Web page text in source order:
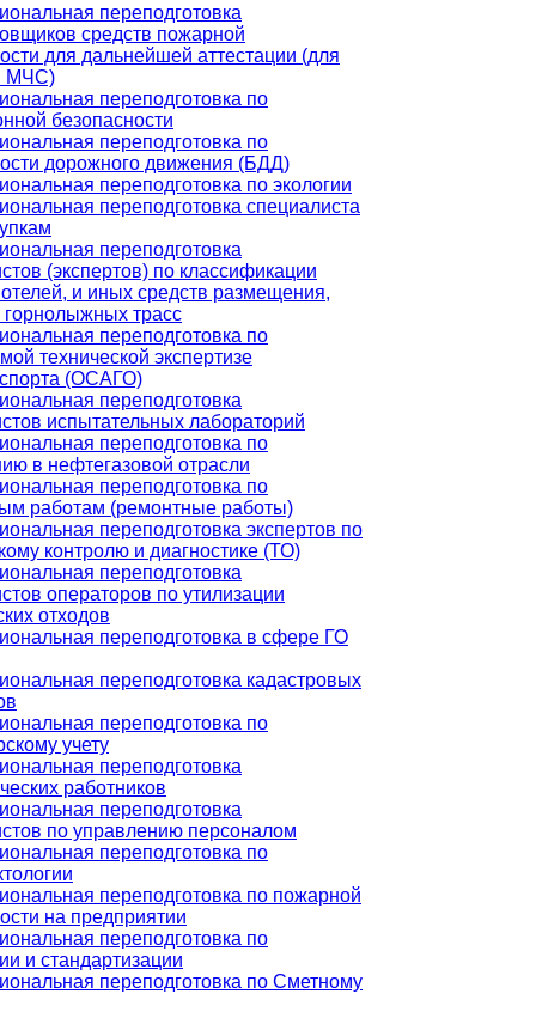
переподготовка
средств пожарной
для дальнейшей аттестации (для
МЧС)
переподготовка по
безопасности
переподготовка по
дорожного движения (БДД)
переподготовка по экологии
переподготовка специалиста
переподготовка
(экспертов) по классификации
отелей, и иных средств размещения,
трасс
переподготовка по
технической экспертизе
(ОСАГО)
переподготовка
испытательных лабораторий
переподготовка по
в нефтегазовой отрасли
переподготовка по
работам (ремонтные работы)
переподготовка экспертов по
контролю и диагностике (ТО)
переподготовка
операторов по утилизации
отходов
переподготовка в сфере ГО
переподготовка кадастровых
переподготовка по
учету
переподготовка
работников
переподготовка
по управлению персоналом
переподготовка по
переподготовка по пожарной
на предприятии
переподготовка по
и стандартизации
переподготовка по Сметному